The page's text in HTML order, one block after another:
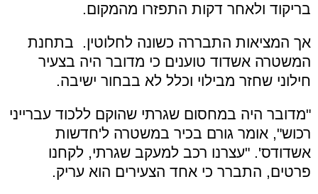
בריקוד ולאחר דקות התפזרו מהמקום.
אך המציאות התבררה כשונה לחלוטין. בתחנת
המשטרה אשדוד טוענים כי מדובר היה בצעיר
חילוני שחזר מבילוי וכלל לא בבחור ישיבה.
"מדובר היה במחסום שגרתי שהוקם ללכוד עברייני
רכוש", אומר גורם בכיר במשטרה ל'חדשות
אשדודס'. "עצרנו רכב למעקב שגרתי, לקחנו
פרטים, התברר כי אחד הצעירים הוא עריק.